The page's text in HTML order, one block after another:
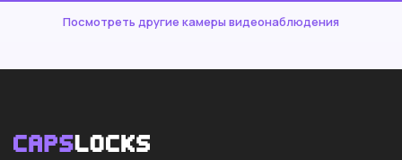
Посмотреть другие камеры видеонаблюдения